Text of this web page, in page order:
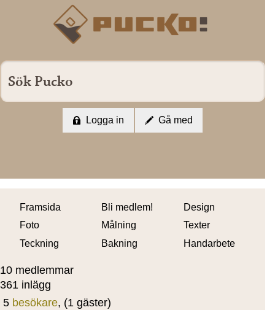
Framsida Bli medlem!
Design
Foto
Målning
Texter
Teckning
Bakning Handarbete
10 medlemmar
361 inlägg
5 besökare, (1 gäster)
Logga in Gå med